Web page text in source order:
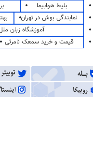
بلیط هواپیما
نمایندگی بوش در تهران
آموزشگاه زبان
قیمت و خرید سمعک نامرئی